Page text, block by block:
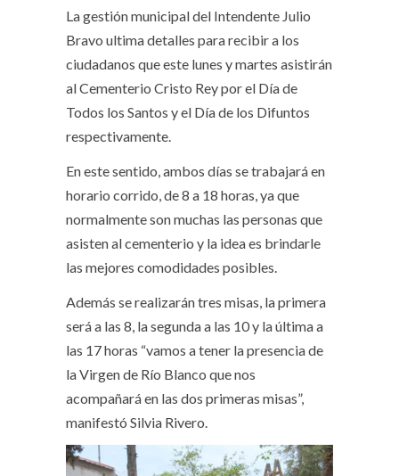
La gestión municipal del Intendente Julio
Bravo ultima detalles para recibir a los
ciudadanos que este lunes y martes asistirán
al Cementerio Cristo Rey por el Día de
Todos los Santos y el Día de los Difuntos
respectivamente.
En este sentido, ambos días se trabajará en
horario corrido, de 8 a 18 horas, ya que
normalmente son muchas las personas que
asisten al cementerio y la idea es brindarle
las mejores comodidades posibles.
Además se realizarán tres misas, la primera
será a las 8, la segunda a las 10 y la última a
las 17 horas “vamos a tener la presencia de
la Virgen de Río Blanco que nos
acompañará en las dos primeras misas”,
manifestó Silvia Rivero.